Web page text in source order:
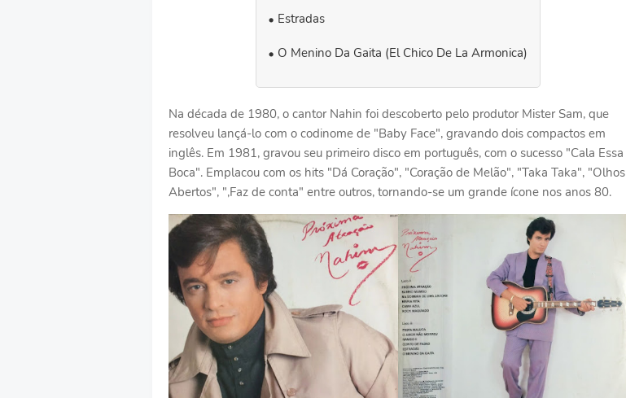
Estradas
O Menino Da Gaita (El Chico De La Armonica)
Na década de 1980, o cantor Nahin foi descoberto pelo produtor Mister Sam, que
resolveu lançá-lo com o codinome de "Baby Face", gravando dois compactos em
inglês. Em 1981, gravou seu primeiro disco em português, com o sucesso "Cala Essa
Boca". Emplacou com os hits "Dá Coração", "Coração de Melão", "Taka Taka", "Olhos
Abertos", ",Faz de conta" entre outros, tornando-se um grande ícone nos anos 80.